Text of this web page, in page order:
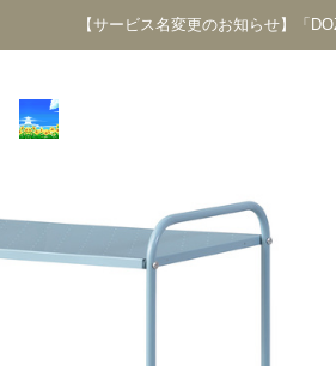
【サービス名変更のお知らせ】「